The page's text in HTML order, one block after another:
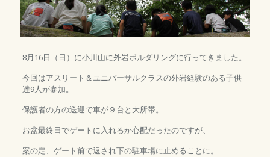
8月16日（日）に小川山に外岩ボルダリングに行ってきました。
今回はアスリート＆ユニバーサルクラスの外岩経験のある子供
達9人が参加。
保護者の方の送迎で車が９台と大所帯。
お盆最終日でゲートに入れるか心配だったのですが、
案の定、ゲート前で返され下の駐車場に止めることに。